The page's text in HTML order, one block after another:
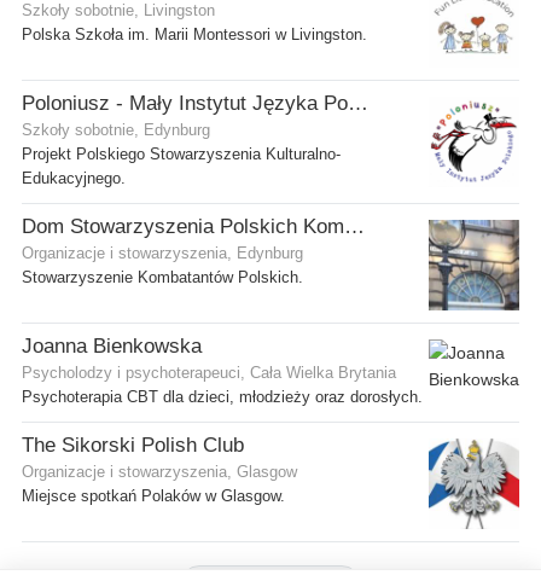
Szkoły sobotnie, Livingston
Polska Szkoła im. Marii Montessori w Livingston.
Poloniusz - Mały Instytut Języka Polskiego
Szkoły sobotnie, Edynburg
Projekt Polskiego Stowarzyszenia Kulturalno-
Edukacyjnego.
Dom Stowarzyszenia Polskich Kombatantów (SPK) w Edynburgu
Organizacje i stowarzyszenia, Edynburg
Stowarzyszenie Kombatantów Polskich.
Joanna Bienkowska
Psycholodzy i psychoterapeuci, Cała Wielka Brytania
Psychoterapia CBT dla dzieci, młodzieży oraz dorosłych.
The Sikorski Polish Club
Organizacje i stowarzyszenia, Glasgow
Miejsce spotkań Polaków w Glasgow.